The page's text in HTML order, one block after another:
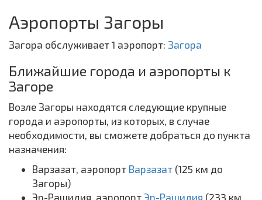
Аэропорты Загоры
Загора обслуживает 1 аэропорт: Загора
Ближайшие города и аэропорты к
Загоре
Возле Загоры находятся следующие крупные
города и аэропорты, из которых, в случае
необходимости, вы сможете добраться до пункта
назначения:
Варзазат, аэропорт Варзазат (125 км до
Загоры)
Эр-Рашидия, аэропорт Эр-Рашидия (233 км